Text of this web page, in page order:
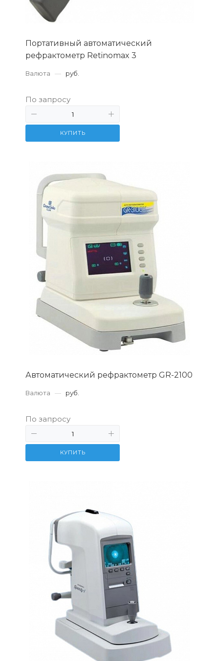
Портативный автоматический
рефрактометр Retinomax 3
Валюта — руб.
По запросу
КУПИТЬ
Автоматический рефрактометр GR-2100
Валюта — руб.
По запросу
КУПИТЬ